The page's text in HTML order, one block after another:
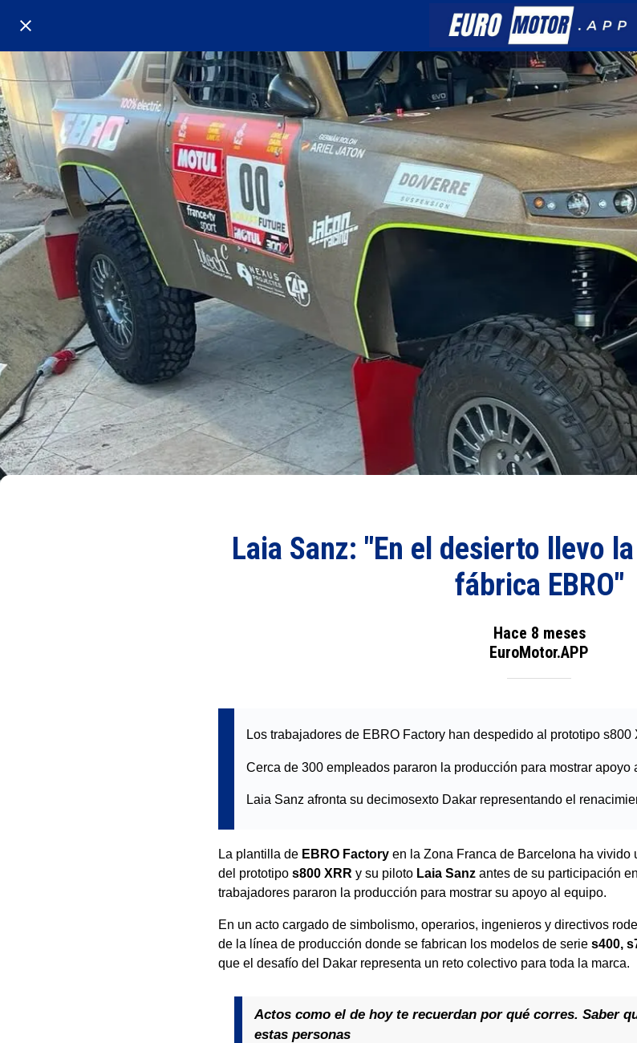
Laia Sanz: "En el desierto llevo
fábrica EBRO"
Hace 8 meses
EuroMotor.APP
Los trabajadores de EBRO Factory han despedido al prototipo
Cerca de 300 empleados pararon la producción para mostrar apoyo
Laia Sanz afronta su decimosexto Dakar representando el
La plantilla de EBRO Factory en la Zona Franca de Barcelona ha
del prototipo s800 XRR y su piloto Laia Sanz antes de su participación
trabajadores pararon la producción para mostrar su apoyo al equipo.
En un acto cargado de simbolismo, operarios, ingenieros y directivos
de la línea de producción donde se fabrican los modelos de serie s400,
que el desafío del Dakar representa un reto colectivo para toda la marca.
Actos como el de hoy te recuerdan por qué corres. Saber
estas personas